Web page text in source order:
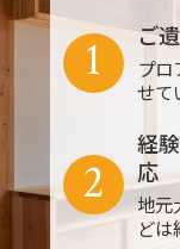
ご
プロ
せて
1
経
応
地元
どは
2